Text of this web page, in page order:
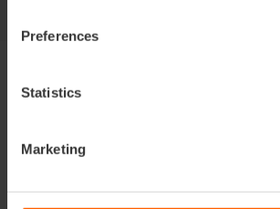
Preferences
Statistics
Marketing